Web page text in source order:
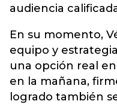
audiencia
En su momento,
equipo y
una opción real
en la mañana,
logrado también